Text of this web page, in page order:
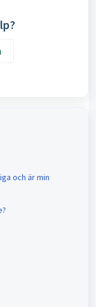
och är min